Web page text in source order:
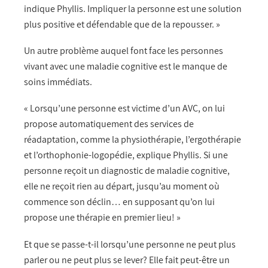
indique Phyllis. Impliquer la personne est une solution
plus positive et défendable que de la repousser. »
Un autre problème auquel font face les personnes
vivant avec une maladie cognitive est le manque de
soins immédiats.
« Lorsqu’une personne est victime d’un AVC, on lui
propose automatiquement des services de
réadaptation, comme la physiothérapie, l’ergothérapie
et l’orthophonie-logopédie, explique Phyllis. Si une
personne reçoit un diagnostic de maladie cognitive,
elle ne reçoit rien au départ, jusqu’au moment où
commence son déclin… en supposant qu’on lui
propose une thérapie en premier lieu! »
Et que se passe-t-il lorsqu’une personne ne peut plus
parler ou ne peut plus se lever? Elle fait peut-être un